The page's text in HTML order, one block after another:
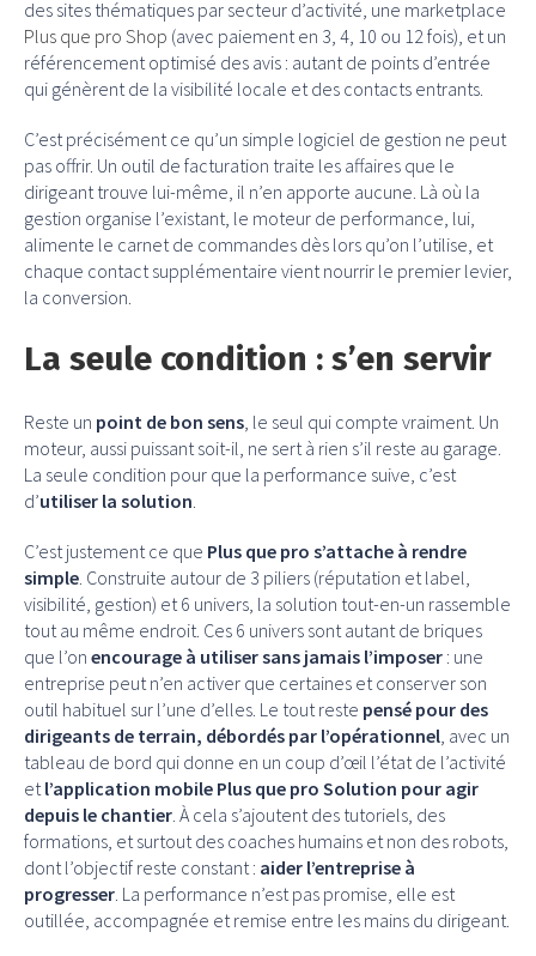
des sites thématiques par secteur d’activité, une marketplace
Plus que pro Shop (avec paiement en 3, 4, 10 ou 12 fois), et un
référencement optimisé des avis : autant de points d’entrée
qui génèrent de la visibilité locale et des contacts entrants.
C’est précisément ce qu’un simple logiciel de gestion ne peut
pas offrir. Un outil de facturation traite les affaires que le
dirigeant trouve lui-même, il n’en apporte aucune. Là où la
gestion organise l’existant, le moteur de performance, lui,
alimente le carnet de commandes dès lors qu’on l’utilise, et
chaque contact supplémentaire vient nourrir le premier levier,
la conversion.
La seule condition : s’en servir
Reste un point de bon sens , le seul qui compte vraiment. Un
moteur, aussi puissant soit-il, ne sert à rien s’il reste au garage.
La seule condition pour que la performance suive, c’est
d’utiliser la solution
C’est justement ce que Plus que pro s’attache à rendre
simple . Construite autour de 3 piliers (réputation et label,
visibilité, gestion) et 6 univers, la solution tout-en-un rassemble
tout au même endroit. Ces 6 univers sont autant de briques
que l’on encourage à utiliser sans jamais l’imposer : une
entreprise peut n’en activer que certaines et conserver son
outil habituel sur l’une d’elles. Le tout reste pensé pour des
dirigeants de terrain, débordés par l’opérationnel , avec un
tableau de bord qui donne en un coup d’œil l’état de l’activité
et l’application mobile Plus que pro Solution pour agir
depuis le chantier . À cela s’ajoutent des tutoriels, des
formations, et surtout des coaches humains et non des robots,
dont l’objectif reste constant : aider l’entreprise à
progresser . La performance n’est pas promise, elle est
outillée, accompagnée et remise entre les mains du dirigeant.